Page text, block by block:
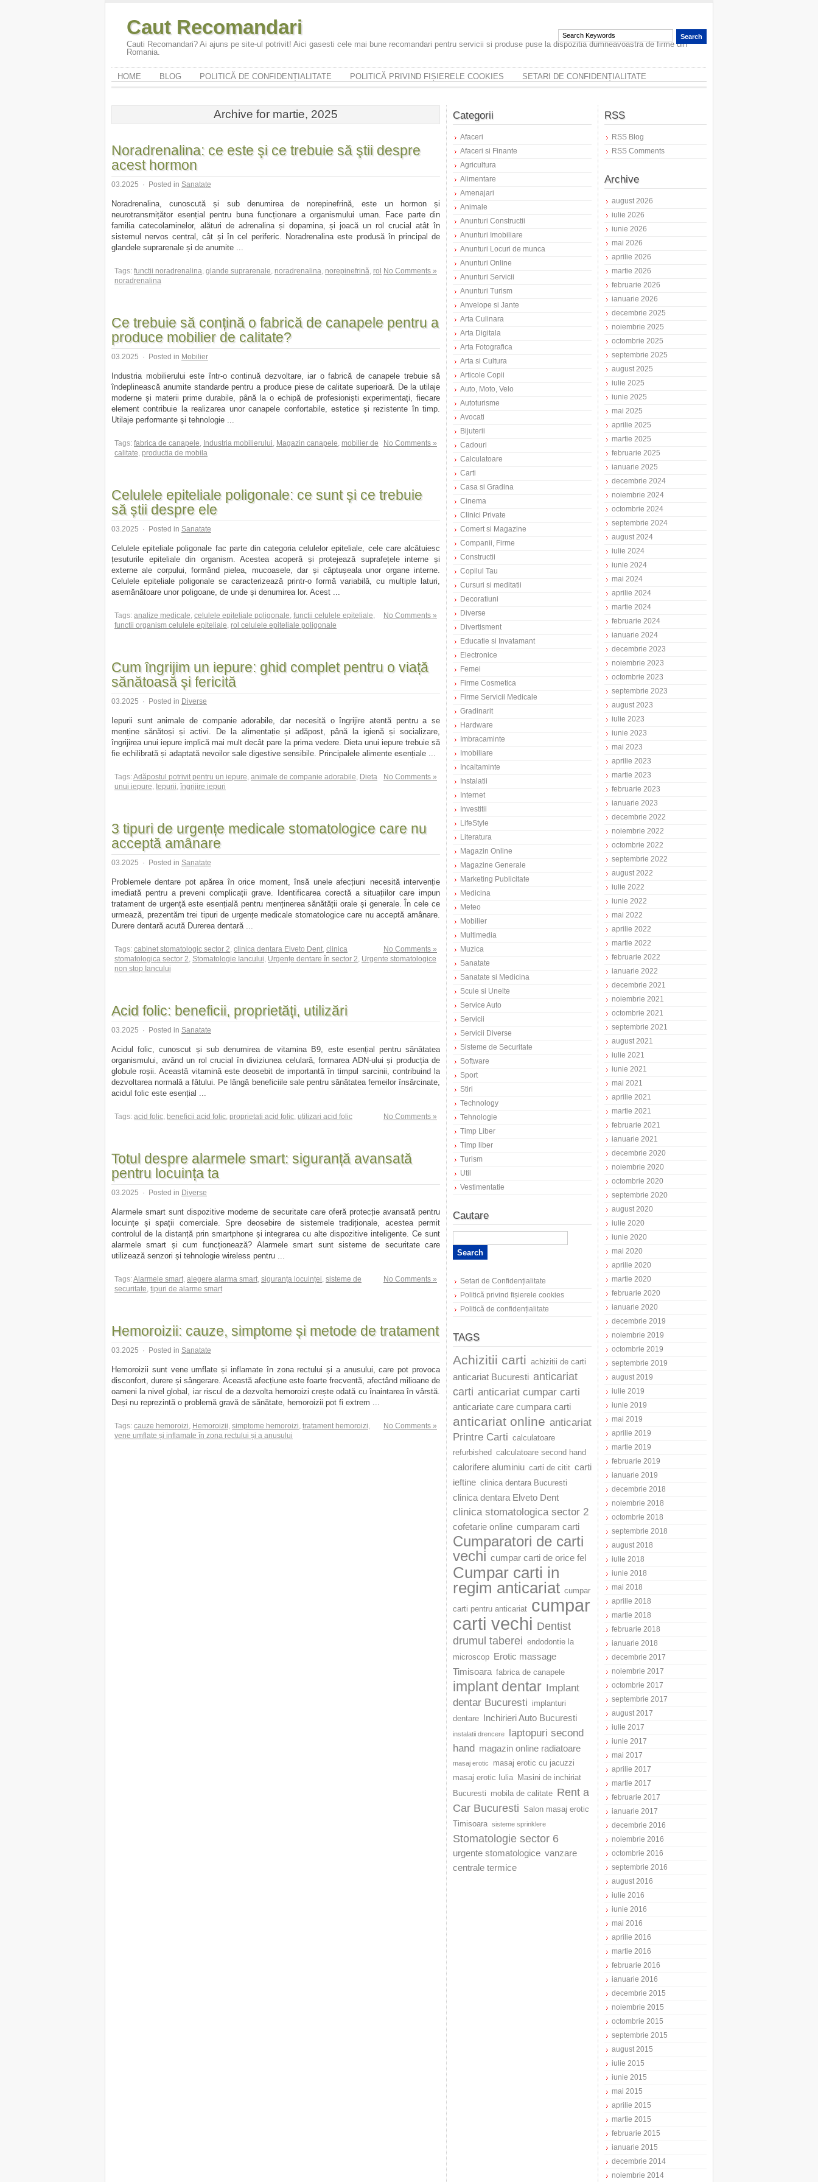
Caut Recomandari
Cauti Recomandari? Ai ajuns pe site-ul potrivit! Aici gasesti cele mai bune recomandari pentru servicii si produse puse la dispozitia dumneavoastra de firme din
Romania.
HOME BLOG POLITICĂ DE CONFIDENȚIALITATE POLITICĂ PRIVIND FIȘIERELE COOKIES SETARI DE CONFIDENȚIALITATE
Archive for martie, 2025
Noradrenalina: ce este şi ce trebuie să ştii despre
acest hormon
03.2025 · Posted in Sanatate
Noradrenalina, cunoscută și sub denumirea de norepinefrină, este un hormon și
neurotransmițător esențial pentru buna funcționare a organismului uman. Face parte din
familia catecolaminelor, alături de adrenalina și dopamina, și joacă un rol crucial atât în
sistemul nervos central, cât și în cel periferic. Noradrenalina este produsă în principal de
glandele suprarenale și de anumite ...
No Comments »
Tags: functii noradrenalina, glande suprarenale, noradrenalina, norepinefrină, rol
noradrenalina
Ce trebuie să conțină o fabrică de canapele pentru a
produce mobilier de calitate?
03.2025 · Posted in Mobilier
Industria mobilierului este într-o continuă dezvoltare, iar o fabrică de canapele trebuie să
îndeplinească anumite standarde pentru a produce piese de calitate superioară. De la utilaje
moderne și materii prime durabile, până la o echipă de profesioniști experimentați, fiecare
element contribuie la realizarea unor canapele confortabile, estetice și rezistente în timp.
Utilaje performante și tehnologie ...
No Comments »
Tags: fabrica de canapele, Industria mobilierului, Magazin canapele, mobilier de
calitate, productia de mobila
Celulele epiteliale poligonale: ce sunt și ce trebuie
să știi despre ele
03.2025 · Posted in Sanatate
Celulele epiteliale poligonale fac parte din categoria celulelor epiteliale, cele care alcătuiesc
țesuturile epiteliale din organism. Acestea acoperă și protejează suprafețele interne și
externe ale corpului, formând pielea, mucoasele, dar și căptușeala unor organe interne.
Celulele epiteliale poligonale se caracterizează printr-o formă variabilă, cu multiple laturi,
asemănătoare unor poligoane, de unde și denumirea lor. Acest ...
No Comments »
Tags: analize medicale, celulele epiteliale poligonale, functii celulele epiteliale,
functii organism celulele epiteliale, rol celulele epiteliale poligonale
Cum îngrijim un iepure: ghid complet pentru o viață
sănătoasă și fericită
03.2025 · Posted in Diverse
Iepurii sunt animale de companie adorabile, dar necesită o îngrijire atentă pentru a se
menține sănătoși și activi. De la alimentație și adăpost, până la igienă și socializare,
îngrijirea unui iepure implică mai mult decât pare la prima vedere. Dieta unui iepure trebuie să
fie echilibrată și adaptată nevoilor sale digestive sensibile. Principalele alimente esențiale ...
No Comments »
Tags:Adăpostul potrivit pentru un iepure, animale de companie adorabile, Dieta
unui iepure, Iepurii, îngrijire iepuri
3 tipuri de urgențe medicale stomatologice care nu
acceptă amânare
03.2025 · Posted in Sanatate
Problemele dentare pot apărea în orice moment, însă unele afecțiuni necesită intervenție
imediată pentru a preveni complicații grave. Identificarea corectă a situațiilor care impun
tratament de urgență este esențială pentru menținerea sănătății orale și generale. În cele ce
urmează, prezentăm trei tipuri de urgențe medicale stomatologice care nu acceptă amânare.
Durere dentară acută Durerea dentară ...
No Comments »
Tags: cabinet stomatologic sector 2, clinica dentara Elveto Dent, clinica
stomatologica sector 2, Stomatologie Iancului, Urgențe dentare în sector 2, Urgente stomatologice
non stop Iancului
Acid folic: beneficii, proprietăți, utilizări
03.2025 · Posted in Sanatate
Acidul folic, cunoscut și sub denumirea de vitamina B9, este esențial pentru sănătatea
organismului, având un rol crucial în diviziunea celulară, formarea ADN-ului și producția de
globule roșii. Această vitamină este deosebit de importantă în timpul sarcinii, contribuind la
dezvoltarea normală a fătului. Pe lângă beneficiile sale pentru sănătatea femeilor însărcinate,
acidul folic este esențial ...
No Comments »
Tags: acid folic, beneficii acid folic, proprietati acid folic, utilizari acid folic
Totul despre alarmele smart: siguranță avansată
pentru locuința ta
03.2025 · Posted in Diverse
Alarmele smart sunt dispozitive moderne de securitate care oferă protecție avansată pentru
locuințe și spații comerciale. Spre deosebire de sistemele tradiționale, acestea permit
controlul de la distanță prin smartphone și integrarea cu alte dispozitive inteligente. Ce sunt
alarmele smart și cum funcționează? Alarmele smart sunt sisteme de securitate care
utilizează senzori și tehnologie wireless pentru ...
No Comments »
Tags:Alarmele smart, alegere alarma smart, siguranța locuinței, sisteme de
securitate, tipuri de alarme smart
Hemoroizii: cauze, simptome și metode de tratament
03.2025 · Posted in Sanatate
Hemoroizii sunt vene umflate și inflamate în zona rectului și a anusului, care pot provoca
disconfort, durere și sângerare. Această afecțiune este foarte frecventă, afectând milioane de
oameni la nivel global, iar riscul de a dezvolta hemoroizi crește odată cu înaintarea în vârstă.
Deși nu reprezintă o problemă gravă de sănătate, hemoroizii pot fi extrem ...
No Comments »
Tags: cauze hemoroizi, Hemoroizii, simptome hemoroizi, tratament hemoroizi,
vene umflate și inflamate în zona rectului și a anusului
Categorii
Afaceri
Afaceri si Finante
Agricultura
Alimentare
Amenajari
Animale
Anunturi Constructii
Anunturi Imobiliare
Anunturi Locuri de munca
Anunturi Online
Anunturi Servicii
Anunturi Turism
Anvelope si Jante
Arta Culinara
Arta Digitala
Arta Fotografica
Arta si Cultura
Articole Copii
Auto, Moto, Velo
Autoturisme
Avocati
Bijuterii
Cadouri
Calculatoare
Carti
Casa si Gradina
Cinema
Clinici Private
Comert si Magazine
Companii, Firme
Constructii
Copilul Tau
Cursuri si meditatii
Decoratiuni
Diverse
Divertisment
Educatie si Invatamant
Electronice
Femei
Firme Cosmetica
Firme Servicii Medicale
Gradinarit
Hardware
Imbracaminte
Imobiliare
Incaltaminte
Instalatii
Internet
Investitii
LifeStyle
Literatura
Magazin Online
Magazine Generale
Marketing Publicitate
Medicina
Meteo
Mobilier
Multimedia
Muzica
Sanatate
Sanatate si Medicina
Scule si Unelte
Service Auto
Servicii
Servicii Diverse
Sisteme de Securitate
Software
Sport
Stiri
Technology
Tehnologie
Timp Liber
Timp liber
Turism
Util
Vestimentatie
Cautare
Setari de Confidențialitate
Politică privind fișierele cookies
Politică de confidențialitate
TAGS
Achizitii carti achizitii de carti
anticariat Bucuresti anticariat
carti anticariat cumpar carti
anticariate care cumpara carti
anticariat online anticariat
Printre Carti calculatoare
refurbished calculatoare second hand
calorifere aluminiu carti de citit carti
ieftine clinica dentara Bucuresti
clinica dentara Elveto Dent
clinica stomatologica sector 2
cofetarie online cumparam carti
Cumparatori de carti
vechi cumpar carti de orice fel
Cumpar carti in
regim anticariat cumpar
carti pentru anticariat cumpar
carti vechi Dentist
drumul taberei endodontie la
microscop
Erotic massage
Timisoara fabrica de canapele
implant dentar Implant
dentar Bucuresti
implanturi
dentare
Inchirieri Auto Bucuresti
instalatii drencere
laptopuri second
hand magazin online radiatoare
masaj erotic
masaj erotic cu jacuzzi
masaj erotic Iulia
Masini de inchiriat
Bucuresti
mobila de calitate Rent a
Car Bucuresti
Salon masaj erotic
Timisoara sisteme sprinklere
Stomatologie sector 6
urgente stomatologice vanzare
centrale termice
RSS
RSS Blog
RSS Comments
Archive
august 2026
iulie 2026
iunie 2026
mai 2026
aprilie 2026
martie 2026
februarie 2026
ianuarie 2026
decembrie 2025
noiembrie 2025
octombrie 2025
septembrie 2025
august 2025
iulie 2025
iunie 2025
mai 2025
aprilie 2025
martie 2025
februarie 2025
ianuarie 2025
decembrie 2024
noiembrie 2024
octombrie 2024
septembrie 2024
august 2024
iulie 2024
iunie 2024
mai 2024
aprilie 2024
martie 2024
februarie 2024
ianuarie 2024
decembrie 2023
noiembrie 2023
octombrie 2023
septembrie 2023
august 2023
iulie 2023
iunie 2023
mai 2023
aprilie 2023
martie 2023
februarie 2023
ianuarie 2023
decembrie 2022
noiembrie 2022
octombrie 2022
septembrie 2022
august 2022
iulie 2022
iunie 2022
mai 2022
aprilie 2022
martie 2022
februarie 2022
ianuarie 2022
decembrie 2021
noiembrie 2021
octombrie 2021
septembrie 2021
august 2021
iulie 2021
iunie 2021
mai 2021
aprilie 2021
martie 2021
februarie 2021
ianuarie 2021
decembrie 2020
noiembrie 2020
octombrie 2020
septembrie 2020
august 2020
iulie 2020
iunie 2020
mai 2020
aprilie 2020
martie 2020
februarie 2020
ianuarie 2020
decembrie 2019
noiembrie 2019
octombrie 2019
septembrie 2019
august 2019
iulie 2019
iunie 2019
mai 2019
aprilie 2019
martie 2019
februarie 2019
ianuarie 2019
decembrie 2018
noiembrie 2018
octombrie 2018
septembrie 2018
august 2018
iulie 2018
iunie 2018
mai 2018
aprilie 2018
martie 2018
februarie 2018
ianuarie 2018
decembrie 2017
noiembrie 2017
octombrie 2017
septembrie 2017
august 2017
iulie 2017
iunie 2017
mai 2017
aprilie 2017
martie 2017
februarie 2017
ianuarie 2017
decembrie 2016
noiembrie 2016
octombrie 2016
septembrie 2016
august 2016
iulie 2016
iunie 2016
mai 2016
aprilie 2016
martie 2016
februarie 2016
ianuarie 2016
decembrie 2015
noiembrie 2015
octombrie 2015
septembrie 2015
august 2015
iulie 2015
iunie 2015
mai 2015
aprilie 2015
martie 2015
februarie 2015
ianuarie 2015
decembrie 2014
noiembrie 2014